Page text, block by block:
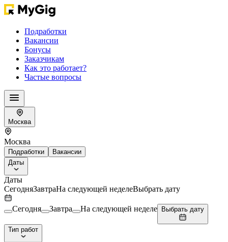
Подработки
Вакансии
Бонусы
Заказчикам
Как это работает?
Частые вопросы
Москва
Москва
Подработки
Вакансии
Даты
Даты
СегодняЗавтраНа следующей неделеВыбрать дату
Сегодня Завтра На следующей неделе Выбрать дату
Тип работ